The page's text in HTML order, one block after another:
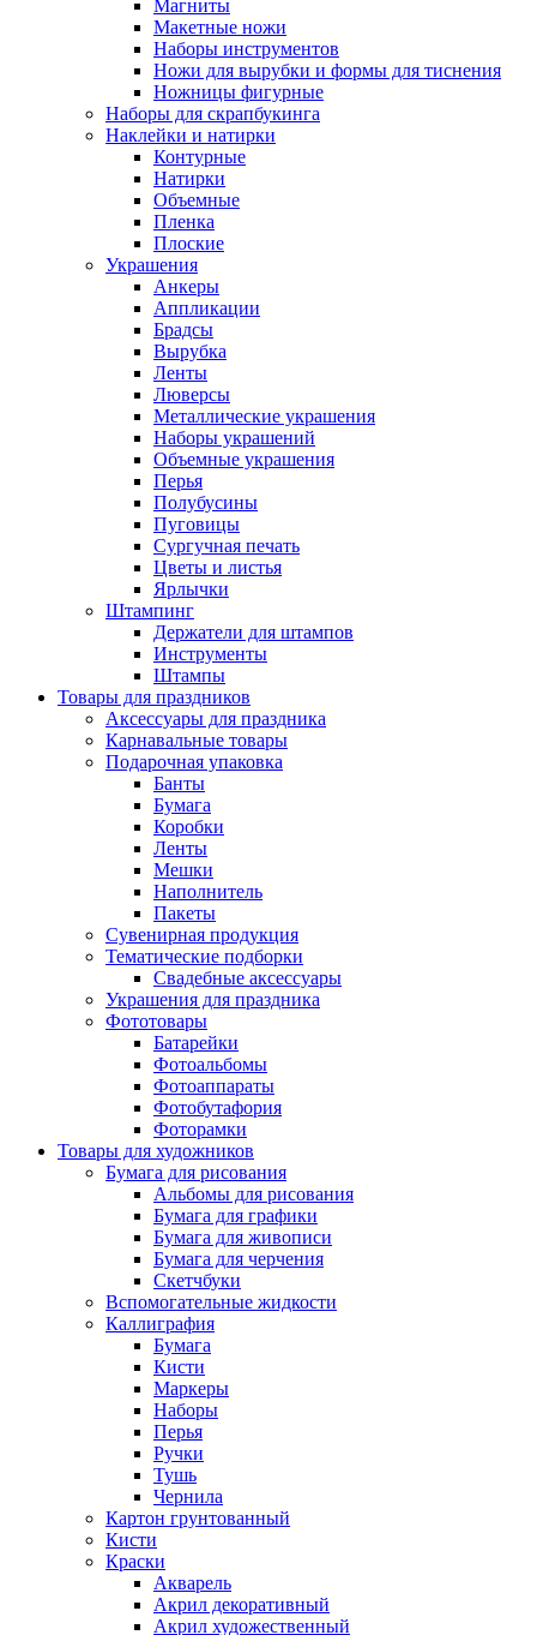
Магниты
Макетные ножи
Наборы инструментов
Ножи для вырубки и формы для тиснения
Ножницы фигурные
Наборы для скрапбукинга
Наклейки и натирки
Контурные
Натирки
Объемные
Пленка
Плоские
Украшения
Анкеры
Аппликации
Брадсы
Вырубка
Ленты
Люверсы
Металлические украшения
Наборы украшений
Объемные украшения
Перья
Полубусины
Пуговицы
Сургучная печать
Цветы и листья
Ярлычки
Штампинг
Держатели для штампов
Инструменты
Штампы
Товары для праздников
Аксессуары для праздника
Карнавальные товары
Подарочная упаковка
Банты
Бумага
Коробки
Ленты
Мешки
Наполнитель
Пакеты
Сувенирная продукция
Тематические подборки
Свадебные аксессуары
Украшения для праздника
Фототовары
Батарейки
Фотоальбомы
Фотоаппараты
Фотобутафория
Фоторамки
Товары для художников
Бумага для рисования
Альбомы для рисования
Бумага для графики
Бумага для живописи
Бумага для черчения
Скетчбуки
Вспомогательные жидкости
Каллиграфия
Бумага
Кисти
Маркеры
Наборы
Перья
Ручки
Тушь
Чернила
Картон грунтованный
Кисти
Краски
Акварель
Акрил декоративный
Акрил художественный